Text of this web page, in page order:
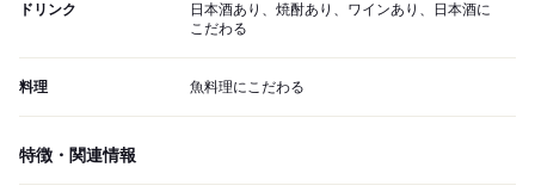
ドリンク
日本酒あり、焼酎あり、ワインあり、日本酒に
こだわる
料理 魚料理にこだわる
特徴・関連情報